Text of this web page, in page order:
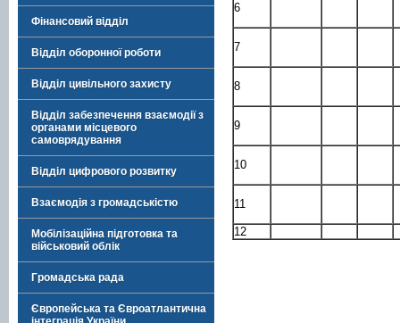
Фінансовий відділ
Відділ оборонної роботи
Відділ цивільного захисту
Відділ забезпечення взаємодії з
органами місцевого
самоврядування
Відділ цифрового розвитку
Взаємодія з громадськістю
Мобілізаційна підготовка та
військовий облік
Громадська рада
Європейська та Євроатлантична
6
7
8
9
10
11
12